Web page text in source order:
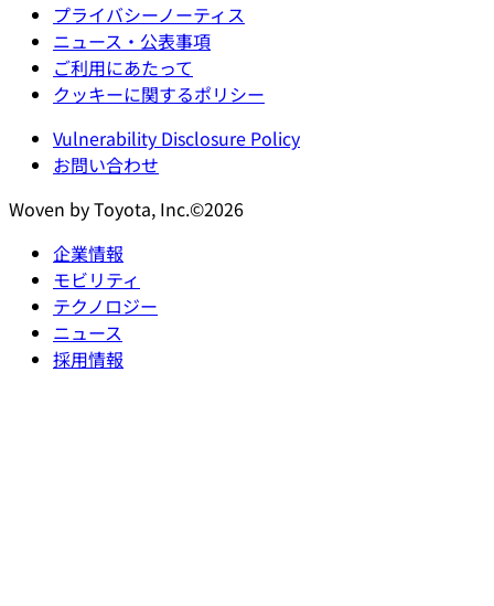
プライバシーノーティス
ニュース・公表事項
ご利用にあたって
クッキーに関するポリシー
Vulnerability Disclosure Policy
お問い合わせ
Woven by Toyota, Inc.©2026
企業情報
モビリティ
テクノロジー
ニュース
採用情報